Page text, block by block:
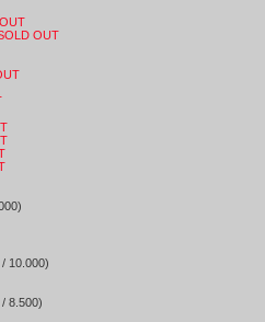
OUT
10.000)
8.500)